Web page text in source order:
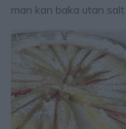
man kan baka utan